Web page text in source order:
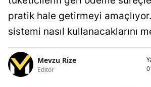
pratik hale getirmeyi amaçlıyor.
sistemi nasıl kullanacaklarını
Mevzu Rize
Editör